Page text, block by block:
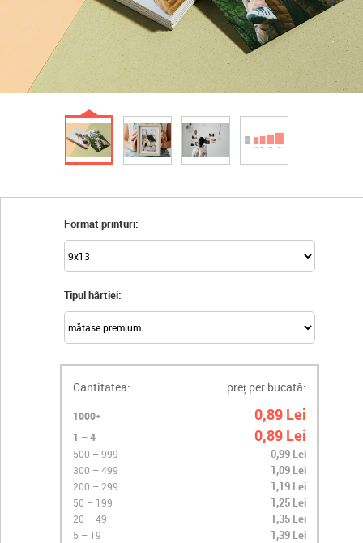
Format printuri:
Tipul hârtiei:
Cantitatea: preț per bucată:
1000+ 0,89 Lei
1 – 4 0,89 Lei
500 – 999 0,99 Lei
300 – 499 1,09 Lei
200 – 299 1,19 Lei
50 – 199 1,25 Lei
20 – 49 1,35 Lei
5 – 19 1,39 Lei